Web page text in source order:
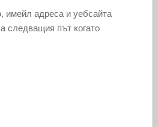
имейл адреса и уебсайта
следващия път когато